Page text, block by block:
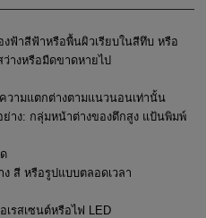
ฟ้าสีฟ้าหรือพื้นผิวเรียบในสีทึบ หรือ
างหรือมืดขาดหายไป
วามแตกต่างตามแนวนอนเท่านั้น
าง: กลุ่มหน้าต่างของตึกสูง แป้นพิมพ์
สี หรือรูปแบบตลอดเวลา
รสเซนต์หรือไฟ LED